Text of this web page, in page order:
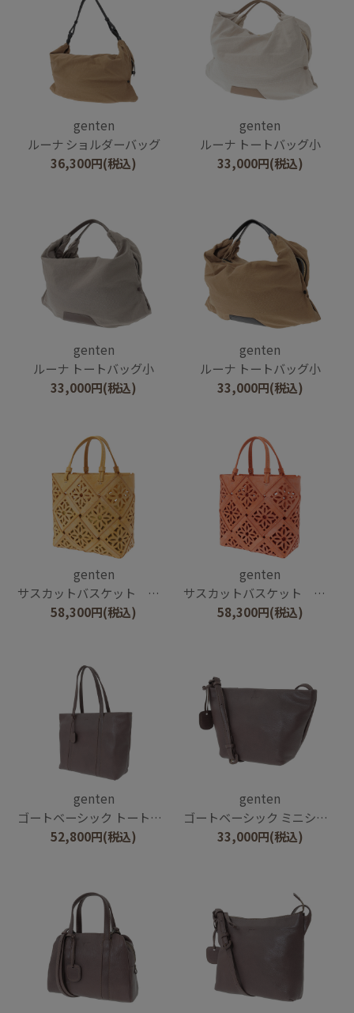
genten
ルーナ ショルダーバッグ
36,300円(税込)
genten
ルーナ トートバッグ小
33,000円(税込)
genten
ルーナ トートバッグ小
33,000円(税込)
genten
ルーナ トートバッグ小
33,000円(税込)
genten
サスカットバスケット ペール
58,300円(税込)
genten
サスカットバスケット ペール
58,300円(税込)
genten
ゴートベーシック トートバッグ
52,800円(税込)
genten
ゴートベーシック ミニショルダー
33,000円(税込)